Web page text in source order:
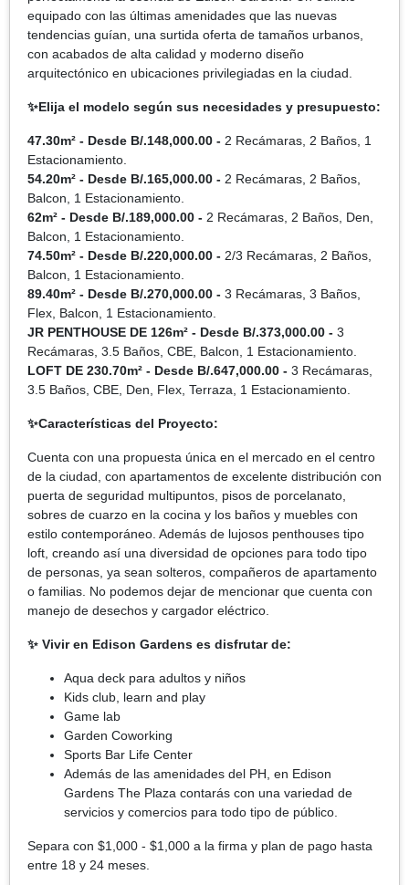
equipado con las últimas amenidades que las nuevas
tendencias guían, una surtida oferta de tamaños urbanos,
con acabados de alta calidad y moderno diseño
arquitectónico en ubicaciones privilegiadas en la ciudad.
✨Elija el modelo según sus necesidades y presupuesto:
47.30m² - Desde B/.148,000.00 - 2 Recámaras, 2 Baños, 1
Estacionamiento.
54.20m² - Desde B/.165,000.00 - 2 Recámaras, 2 Baños,
Balcon, 1 Estacionamiento.
62m² - Desde B/.189,000.00 - 2 Recámaras, 2 Baños, Den,
Balcon, 1 Estacionamiento.
74.50m² - Desde B/.220,000.00 - 2/3 Recámaras, 2 Baños,
Balcon, 1 Estacionamiento.
89.40m² - Desde B/.270,000.00 - 3 Recámaras, 3 Baños,
Flex, Balcon, 1 Estacionamiento.
JR PENTHOUSE DE 126m² - Desde B/.373,000.00 - 3
Recámaras, 3.5 Baños, CBE, Balcon, 1 Estacionamiento.
LOFT DE 230.70m² - Desde B/.647,000.00 - 3 Recámaras,
3.5 Baños, CBE, Den, Flex, Terraza, 1 Estacionamiento.
✨Características del Proyecto:
Cuenta con una propuesta única en el mercado en el centro
de la ciudad, con apartamentos de excelente distribución con
puerta de seguridad multipuntos, pisos de porcelanato,
sobres de cuarzo en la cocina y los baños y muebles con
estilo contemporáneo. Además de lujosos penthouses tipo
loft, creando así una diversidad de opciones para todo tipo
de personas, ya sean solteros, compañeros de apartamento
o familias. No podemos dejar de mencionar que cuenta con
manejo de desechos y cargador eléctrico.
✨ Vivir en Edison Gardens es disfrutar de:
Aqua deck para adultos y niños
Kids club, learn and play
Game lab
Garden Coworking
Sports Bar Life Center
Además de las amenidades del PH, en Edison
Gardens The Plaza contarás con una variedad de
servicios y comercios para todo tipo de público.
Separa con $1,000 - $1,000 a la firma y plan de pago hasta
entre 18 y 24 meses.